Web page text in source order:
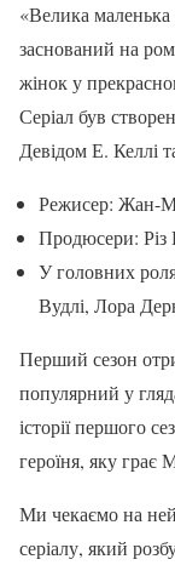
«Велика
заснований на
жінок у
Серіал був
Девідом Е. Келлі
Режисер: Жан-
Продюсери: Різ
У головних
Вудлі, Лора
Перший сезон
популярний у
історії першого
героїня, яку
Ми чекаємо на
серіалу, який